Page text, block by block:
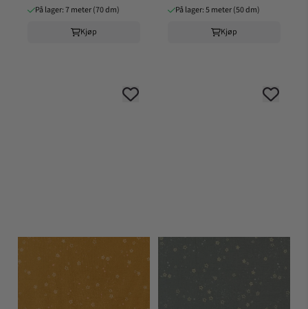
På lager: 7 meter (70 dm)
Kjøp
På lager: 5 meter (50 dm)
Kjøp